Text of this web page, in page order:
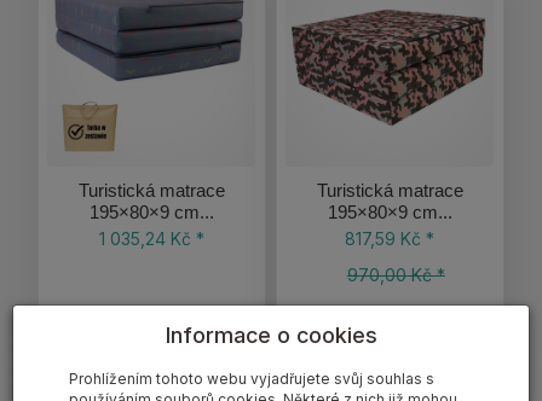
Turistická matrace
195×80×9 cm...
1 035,24 Kč *
Turistická matrace
195×80×9 cm...
817,59 Kč *
970,00 Kč *
Informace o cookies
Prohlížením tohoto webu vyjadřujete svůj souhlas s